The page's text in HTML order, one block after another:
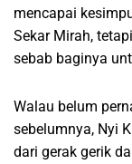
mencapai
Sekar Mirah,
sebab baginya
Walau belum
sebelumnya, Nyi
dari gerak gerik